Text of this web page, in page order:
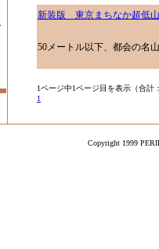
新装版 東京まちなか超低山
50メートル以下、都会の名
1ページ中1ページ目を表示（合計
1
Copyright 1999